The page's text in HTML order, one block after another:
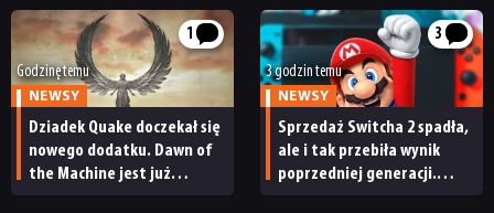
1
Godzinę temu
NEWSY
Dziadek Quake doczekał się
nowego dodatku. Dawn of
the Machine jest już
3
3 godzin temu
NEWSY
Sprzedaż Switcha 2 spadła,
ale i tak przebiła wynik
poprzedniej generacji.